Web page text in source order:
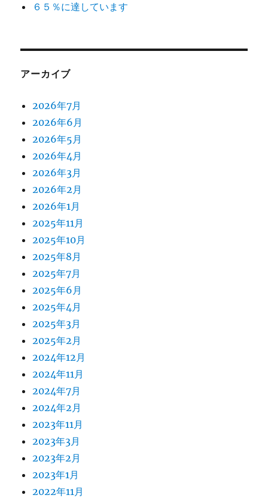
６５％に達しています
アーカイブ
2026年7月
2026年6月
2026年5月
2026年4月
2026年3月
2026年2月
2026年1月
2025年11月
2025年10月
2025年8月
2025年7月
2025年6月
2025年4月
2025年3月
2025年2月
2024年12月
2024年11月
2024年7月
2024年2月
2023年11月
2023年3月
2023年2月
2023年1月
2022年11月